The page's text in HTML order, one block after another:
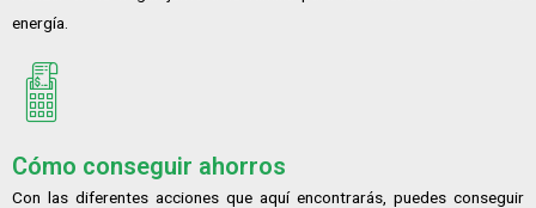
energía.
Cómo conseguir ahorros
Con las diferentes acciones que aquí encontrarás, puedes conseguir